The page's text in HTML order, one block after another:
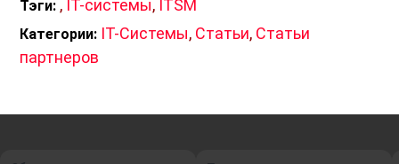
Тэги: , IT-системы, ITSM
Категории: IT-Системы, Статьи, Статьи
партнеров